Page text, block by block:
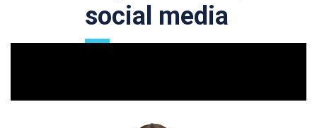
social media